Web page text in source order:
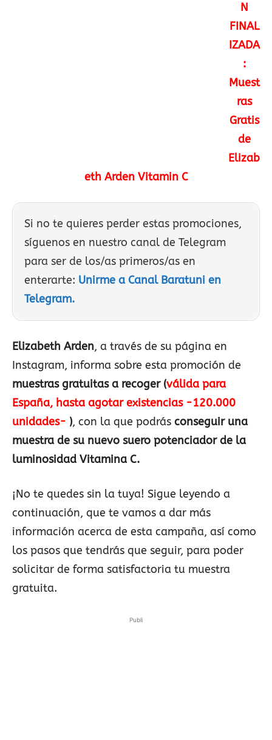
N
FINAL
IZADA
:
Muest
ras
Gratis
de
Elizab
eth Arden Vitamin C
Si no te quieres perder estas promociones,
síguenos en nuestro canal de Telegram
para ser de los/as primeros/as en
enterarte: Unirme a Canal Baratuni en
Telegram.
Elizabeth Arden, a través de su página en
Instagram, informa sobre esta promoción de
muestras gratuitas a recoger (válida para
España, hasta agotar existencias -120.000
unidades- ), con la que podrás conseguir una
muestra de su nuevo suero potenciador de la
luminosidad Vitamina C.
¡No te quedes sin la tuya! Sigue leyendo a
continuación, que te vamos a dar más
información acerca de esta campaña, así como
los pasos que tendrás que seguir, para poder
solicitar de forma satisfactoria tu muestra
gratuita.
Publi